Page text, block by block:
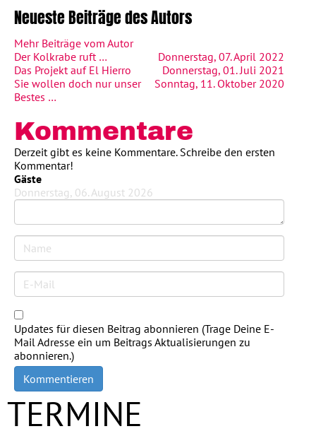
Neueste Beiträge des Autors
Mehr Beiträge vom Autor
Donnerstag, 07. April 2022
Der Kolkrabe ruft …
Donnerstag, 01. Juli 2021
Das Projekt auf El Hierro
Sonntag, 11. Oktober 2020
Sie wollen doch nur unser
Bestes …
Kommentare
Derzeit gibt es keine Kommentare. Schreibe den ersten
Kommentar!
Gäste
Donnerstag, 06. August 2026
Updates für diesen Beitrag abonnieren (Trage Deine E-
Mail Adresse ein um Beitrags Aktualisierungen zu
abonnieren.)
Kommentieren
TERMINE